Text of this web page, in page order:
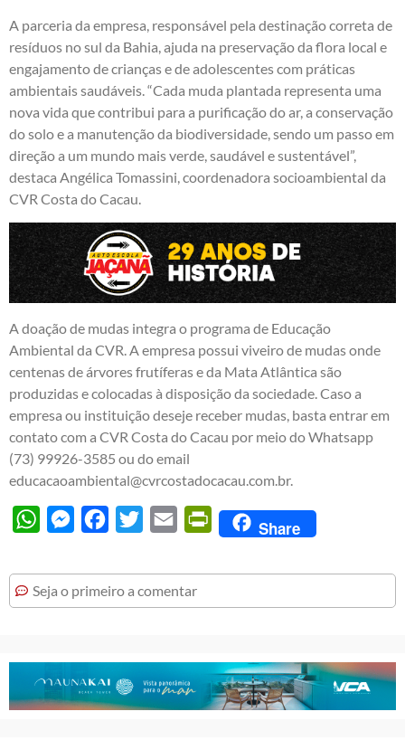
A parceria da empresa, responsável pela destinação correta de
resíduos no sul da Bahia, ajuda na preservação da flora local e
engajamento de crianças e de adolescentes com práticas
ambientais saudáveis. “Cada muda plantada representa uma
nova vida que contribui para a purificação do ar, a conservação
do solo e a manutenção da biodiversidade, sendo um passo em
direção a um mundo mais verde, saudável e sustentável”,
destaca Angélica Tomassini, coordenadora socioambiental da
CVR Costa do Cacau.
A doação de mudas integra o programa de Educação
Ambiental da CVR. A empresa possui viveiro de mudas onde
centenas de árvores frutíferas e da Mata Atlântica são
produzidas e colocadas à disposição da sociedade. Caso a
empresa ou instituição deseje receber mudas, basta entrar em
contato com a CVR Costa do Cacau por meio do Whatsapp
(73) 99926-3585 ou do email
educacaoambiental@cvrcostadocacau.com.br.
WhatsAppMessengerFacebook
Twitter Email PrintFriendly
Share
Seja o primeiro a comentar